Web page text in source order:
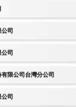
司
司
限公司台灣分公司
司